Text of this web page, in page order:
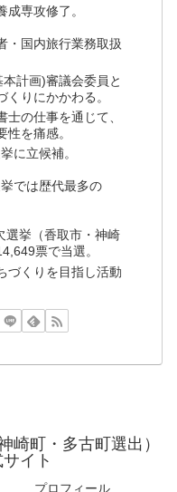
専攻修了。
・国内旅行業務取扱
計画)審議会委員と
くりにかかわる。
の仕事を通じて、
を痛感。
に立候補。
では歴代最多の
選挙（香取市・神崎
票で当選。
づくりを目指し活動
崎町・多古町選出）
イト
プロフィール